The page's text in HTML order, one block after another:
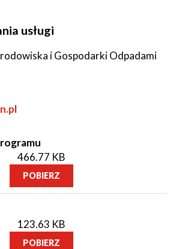
usługi
i Gospodarki Odpadami
466.77 KB
POBIERZ
123.63 KB
POBIERZ